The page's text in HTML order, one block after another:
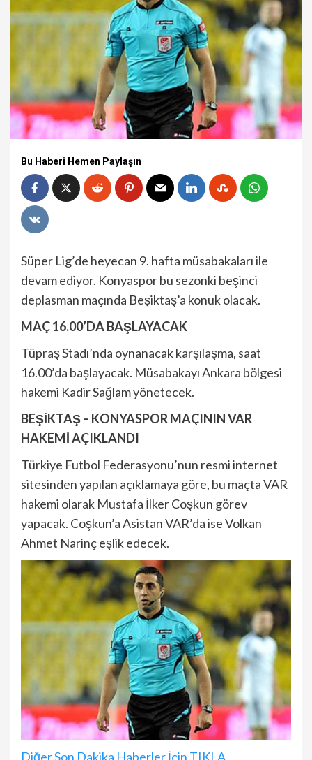
Bu Haberi Hemen Paylaşın
Süper Lig’de heyecan 9. hafta müsabakaları ile
devam ediyor. Konyaspor bu sezonki beşinci
deplasman maçında Beşiktaş’a konuk olacak.
MAÇ 16.00’DA BAŞLAYACAK
Tüpraş Stadı’nda oynanacak karşılaşma, saat
16.00’da başlayacak. Müsabakayı Ankara bölgesi
hakemi Kadir Sağlam yönetecek.
BEŞİKTAŞ – KONYASPOR MAÇININ VAR
HAKEMİ AÇIKLANDI
Türkiye Futbol Federasyonu’nun resmi internet
sitesinden yapılan açıklamaya göre, bu maçta VAR
hakemi olarak Mustafa İlker Coşkun görev
yapacak. Coşkun’a Asistan VAR’da ise Volkan
Ahmet Narinç eşlik edecek.
Diğer Son Dakika Haberler İçin TIKLA